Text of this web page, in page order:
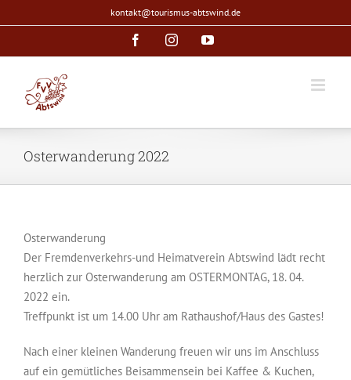
Inhalt
kontakt@tourismus-abtswind.de
FacebookInstagramYouTube
Osterwanderung 2022
Osterwanderung
Der Fremdenverkehrs-und Heimatverein Abtswind lädt recht
herzlich zur Osterwanderung am OSTERMONTAG, 18. 04.
2022 ein.
Treffpunkt ist um 14.00 Uhr am Rathaushof/Haus des Gastes!
Nach einer kleinen Wanderung freuen wir uns im Anschluss
auf ein gemütliches Beisammensein bei Kaffee & Kuchen,